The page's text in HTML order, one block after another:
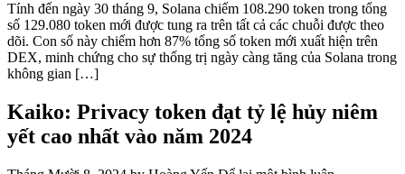
Tính đến ngày 30 tháng 9, Solana chiếm 108.290 token trong tổng
số 129.080 token mới được tung ra trên tất cả các chuỗi được theo
dõi. Con số này chiếm hơn 87% tổng số token mới xuất hiện trên
DEX, minh chứng cho sự thống trị ngày càng tăng của Solana trong
không gian […]
Kaiko: Privacy token đạt tỷ lệ hủy niêm
yết cao nhất vào năm 2024